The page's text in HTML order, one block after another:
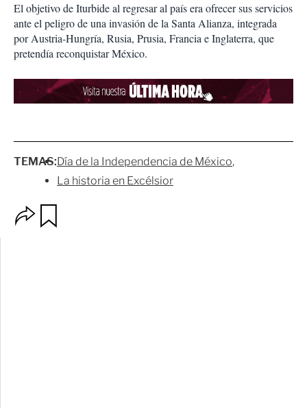
El objetivo de Iturbide al regresar al país era ofrecer sus servicios
ante el peligro de una invasión de la Santa Alianza, integrada
por Austria-Hungría, Rusia, Prusia, Francia e Inglaterra, que
pretendía reconquistar México.
TEMAS:Día de la Independencia de México
La historia en Excélsior
p